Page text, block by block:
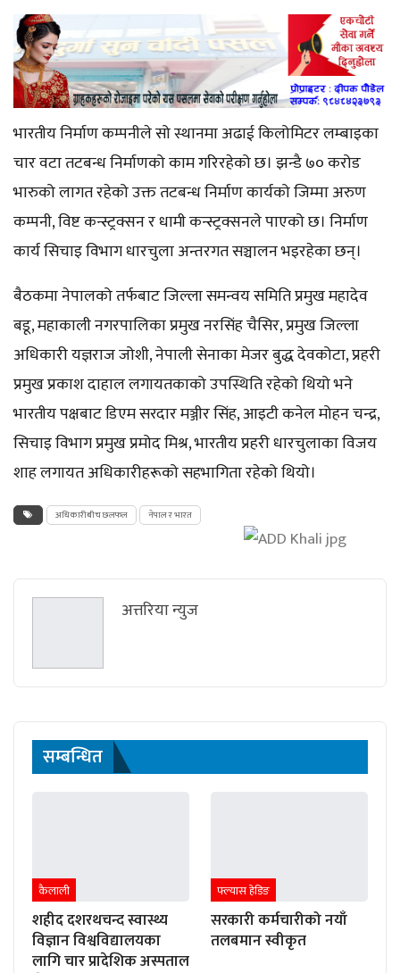
भारतीय निर्माण कम्पनीले सो स्थानमा अढाई किलोमिटर लम्बाइका
चार वटा तटबन्ध निर्माणको काम गरिरहेको छ। झन्डै ७० करोड
भारुको लागत रहेको उक्त तटबन्ध निर्माण कार्यको जिम्मा अरुण
कम्पनी, विष्ट कन्स्ट्रक्सन र धामी कन्स्ट्रक्सनले पाएको छ। निर्माण
कार्य सिचाइ विभाग धारचुला अन्तरगत सञ्चालन भइरहेका छन्।
बैठकमा नेपालको तर्फबाट जिल्ला समन्वय समिति प्रमुख महादेव
बडू, महाकाली नगरपालिका प्रमुख नरसिंह चैसिर, प्रमुख जिल्ला
अधिकारी यज्ञराज जोशी, नेपाली सेनाका मेजर बुद्ध देवकोटा, प्रहरी
प्रमुख प्रकाश दाहाल लगायतकाको उपस्थिति रहेको थियो भने
भारतीय पक्षबाट डिएम सरदार मञ्जीर सिंह, आइटी कनेल मोहन चन्द्र,
सिचाइ विभाग प्रमुख प्रमोद मिश्र, भारतीय प्रहरी धारचुलाका विजय
शाह लगायत अधिकारीहरूको सहभागिता रहेको थियो।
अधिकारीबीच छलफल नेपाल र भारत
अत्तरिया न्युज
सम्बन्धित
कैलाली
शहीद दशरथचन्द स्वास्थ्य
विज्ञान विश्वविद्यालयका
लागि चार प्रादेशिक अस्पताल
फ्ल्यास हेडिङ
सरकारी कर्मचारीको नयाँ
तलबमान स्वीकृत